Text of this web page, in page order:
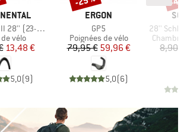
622) Foldable
group
vélo
Prix
Prix réduit
13,48 €
5,0(9)
MARQUE
ERGON
Article
GP5
Product group
Poignées de vélo
Prix
79,95 €Prix réduit
59,96 €
5,0(6)
Article
28'' Schlauch
Product
8,90